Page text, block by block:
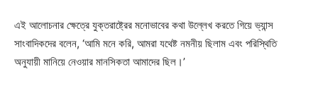
এই আলোচনার ক্ষেত্রে যুক্তরাষ্ট্রের মনোভাবের কথা উল্লেখ করতে গিয়ে ভ্যান্স
সাংবাদিকদের বলেন, ‘আমি মনে করি, আমরা যথেষ্ট নমনীয় ছিলাম এবং পরিস্থিতি
অনুযায়ী মানিয়ে নেওয়ার মানসিকতা আমাদের ছিল।’